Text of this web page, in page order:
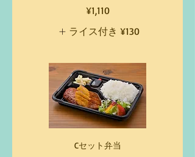
¥1,110
ライス付き ¥130
Cセット弁当